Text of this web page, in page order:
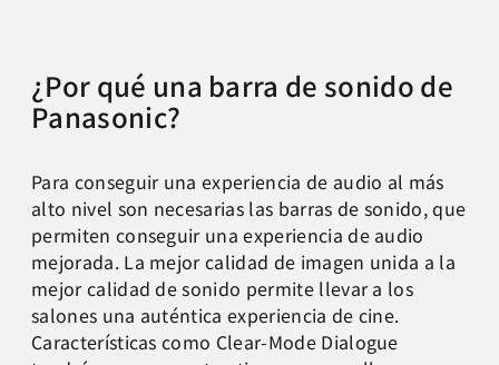
¿Por qué una barra de sonido de
Panasonic?
Para conseguir una experiencia de audio al más
alto nivel son necesarias las barras de sonido, que
permiten conseguir una experiencia de audio
mejorada. La mejor calidad de imagen unida a la
mejor calidad de sonido permite llevar a los
salones una auténtica experiencia de cine.
Características como Clear-Mode Dialogue